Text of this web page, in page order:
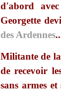
d'abord
Georgette
des Ardennes
Militante de
de recevoir
sans armes